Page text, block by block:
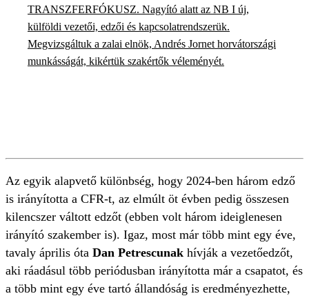
TRANSZFERFÓKUSZ. Nagyító alatt az NB I új,
külföldi vezetői, edzői és kapcsolatrendszerük.
Megvizsgáltuk a zalai elnök, Andrés Jornet horvátországi
munkásságát, kikértük szakértők véleményét.
Az egyik alapvető különbség, hogy 2024-ben három edző
is irányította a CFR-t, az elmúlt öt évben pedig összesen
kilencszer váltott edzőt (ebben volt három ideiglenesen
irányító szakember is). Igaz, most már több mint egy éve,
tavaly április óta Dan Petrescunak hívják a vezetőedzőt,
aki ráadásul több periódusban irányította már a csapatot, és
a több mint egy éve tartó állandóság is eredményezhette,